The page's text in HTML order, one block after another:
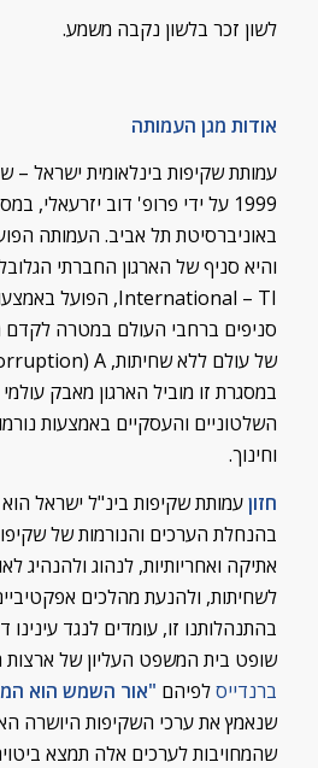
לשון זכר בלשון נקבה משמע.
אודות מגן העמותה
עמותת שקיפות בינלאומית ישראל –
1999 על ידי פרופ' דוב יזרעאלי,
באוניברסיטת תל אביב. העמותה
סניפים ברחבי העולם במטרה לקדם
במסגרת זו מוביל הארגון מאבק
השלטוניים והעסקיים באמצעות
וחינוך.
חזוןעמותת שקיפות בינ"ל ישראל הוא
בהנחלת הערכים והנורמות של
אתיקה ואחריותיות, לנהוג ולהנהיג
לשחיתות, ולהנעת מהלכים
בהתנהלותנו זו, עומדים לנגד עינינו
שופט בית המשפט העליון של ארצות
ברנדייסלפיהם "אור השמש הוא
שנאמץ את ערכי השקיפות היושרה
שהמחויבות לערכים אלה תמצא